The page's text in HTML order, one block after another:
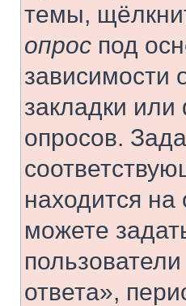
темы,
опрос под
зависимости
закладки
опросов.
находится на
можете
ответа»,